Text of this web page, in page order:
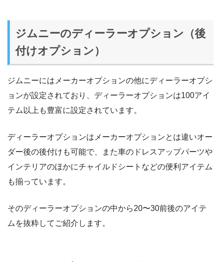
ジムニーのディーラーオプション（後
付けオプション）
ジムニーにはメーカーオプションの他にディーラーオプシ
ョンが設定されており、ディーラーオプションは100アイ
テム以上も豊富に設定されています。
ディーラーオプションはメーカーオプションとは違いオー
ダー後の後付けも可能で、また車のドレスアップパーツや
インテリアのほかにチャイルドシートなどの便利アイテム
も揃っています。
そのディーラーオプションの中から20〜30前後のアイテ
ムを抜粋してご紹介します。